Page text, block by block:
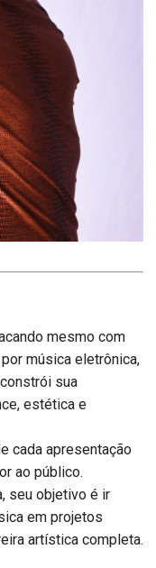
mesmo com
música eletrônica,
sua
estética e
cada apresentação
ao público.
seu objetivo é ir
em projetos
artística completa.